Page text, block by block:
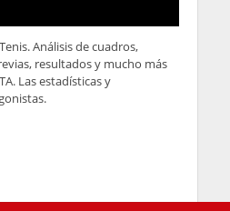
Análisis de cuadros,
resultados y mucho más
Las estadísticas y